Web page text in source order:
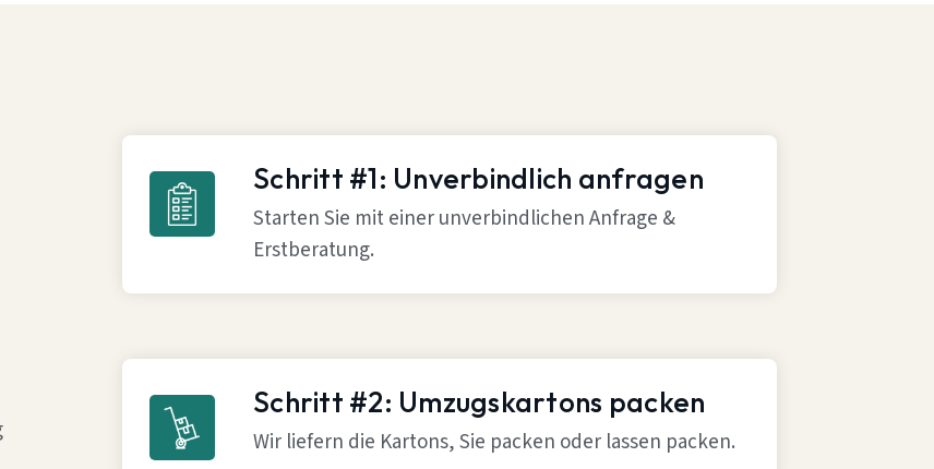
Schritt #1: Unverbindlich anfragen
Starten Sie mit einer unverbindlichen Anfrage &
Erstberatung.
Schritt #2: Umzugskartons packen
Wir liefern die Kartons, Sie packen oder lassen packen.